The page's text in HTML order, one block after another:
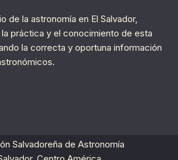
de la astronomía en El Salvador,
práctica y el conocimiento de esta
la correcta y oportuna información
Salvadoreña de Astronomía